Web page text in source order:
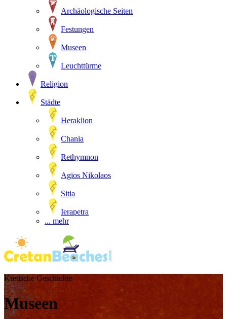
Archäologische Seiten
Festungen
Museen
Leuchttürme
Religion
Städte
Heraklion
Chania
Rethymnon
Agios Nikolaos
Sitia
Ierapetra
... mehr
Kretische Geschichte
Museen